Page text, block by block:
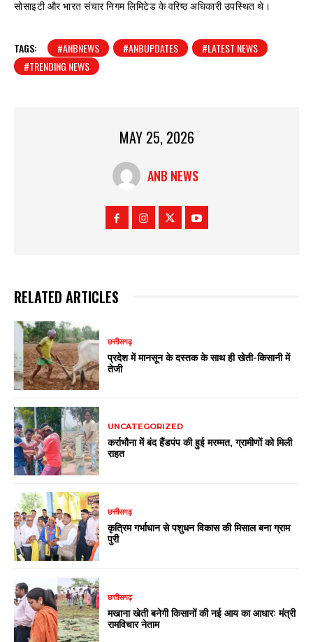
सोसाइटी और भारत संचार निगम लिमिटेड के वरिष्ठ अधिकारी उपस्थित थे।
TAGS: #ANBNEWS #ANBUPDATES
#LATEST NEWS
#TRENDING NEWS
MAY 25, 2026
ANB NEWS
RELATED ARTICLES
छत्तीसगढ़
प्रदेश में मानसून के दस्तक के साथ ही खेती-किसानी में
तेजी
UNCATEGORIZED
कर्राभौना में बंद हैंडपंप की हुई मरम्मत, ग्रामीणों को मिली
राहत
छत्तीसगढ़
कृत्रिम गर्भाधान से पशुधन विकास की मिसाल बना ग्राम
पुरी
छत्तीसगढ़
मखाना खेती बनेगी किसानों की नई आय का आधार: मंत्री
रामविचार नेताम